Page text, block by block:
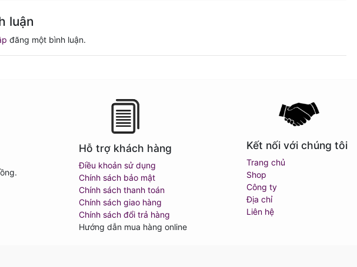
luận
đăng một bình luận.
Hỗ trợ khách hàng
Điều khoản sử dụng
Chính sách bảo mật
Chính sách thanh toán
Chính sách giao hàng
Chính sách đổi trả hàng
Hướng dẫn mua hàng online
Kết nối với chúng tôi
Trang chủ
Shop
Công ty
Địa chỉ
Liên hệ